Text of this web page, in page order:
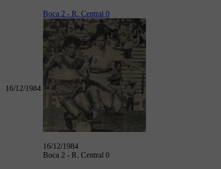
16/12/1984
Boca 2 - R. Central 0
16/12/1984
Boca 2 - R. Central 0